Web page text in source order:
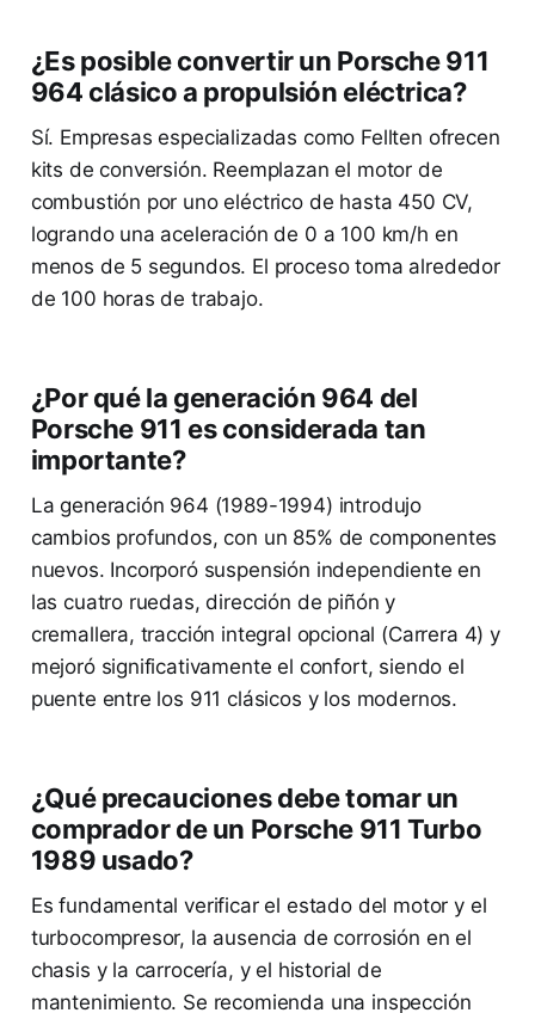
¿Es posible convertir un Porsche 911
964 clásico a propulsión eléctrica?
Sí. Empresas especializadas como Fellten ofrecen
kits de conversión. Reemplazan el motor de
combustión por uno eléctrico de hasta 450 CV,
logrando una aceleración de 0 a 100 km/h en
menos de 5 segundos. El proceso toma alrededor
de 100 horas de trabajo.
¿Por qué la generación 964 del
Porsche 911 es considerada tan
importante?
La generación 964 (1989-1994) introdujo
cambios profundos, con un 85% de componentes
nuevos. Incorporó suspensión independiente en
las cuatro ruedas, dirección de piñón y
cremallera, tracción integral opcional (Carrera 4) y
mejoró significativamente el confort, siendo el
puente entre los 911 clásicos y los modernos.
¿Qué precauciones debe tomar un
comprador de un Porsche 911 Turbo
1989 usado?
Es fundamental verificar el estado del motor y el
turbocompresor, la ausencia de corrosión en el
chasis y la carrocería, y el historial de
mantenimiento. Se recomienda una inspección